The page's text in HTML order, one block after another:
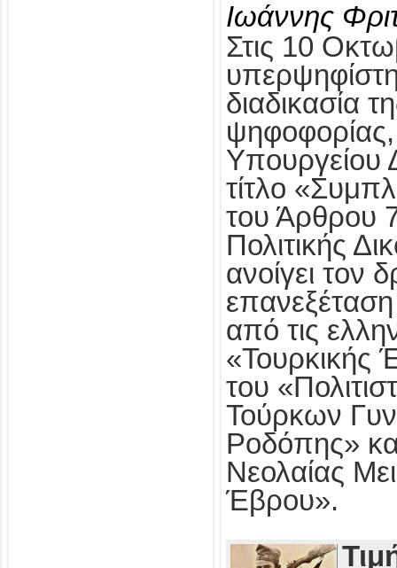
Ιωάννης
Στις 10
διαδικασία
Υπουργείου
τίτλο
του Άρθρου
Πολιτικής
ανοίγει τον
από τις
«Τουρκικής
του
Τούρκων
Ροδόπης»
Νεολαίας
Έβρου».